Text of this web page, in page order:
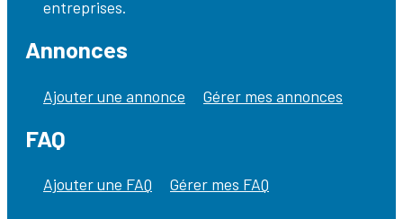
entreprises.
Annonces
Ajouter une annonce Gérer mes annonces
FAQ
Ajouter une FAQ Gérer mes FAQ